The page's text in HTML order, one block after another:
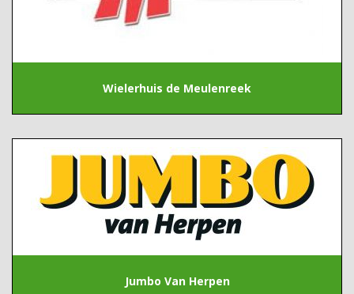
Wielerhuis de Meulenreek
Jumbo Van Herpen